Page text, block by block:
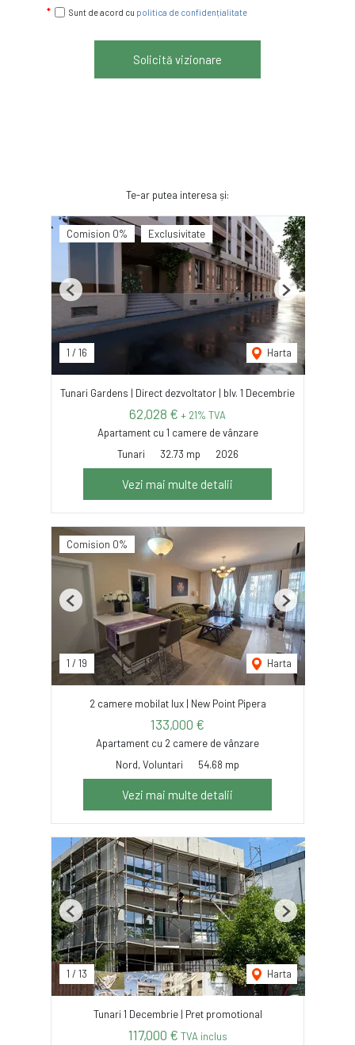
Sunt de acord cu politica de confidențialitate
Solicită vizionare
Te-ar putea interesa și:
Comision 0% Exclusivitate
1 / 16 Harta
Previous Next
Tunari Gardens | Direct dezvoltator | blv. 1 Decembrie
62,028 € + 21% TVA
Apartament cu 1 camere de vânzare
Tunari
32.73 mp 2026
Vezi mai multe detalii
Comision 0%
1 / 19 Harta
Previous Next
2 camere mobilat lux | New Point Pipera
133,000 €
Apartament cu 2 camere de vânzare
Nord, Voluntari
54.68 mp
Vezi mai multe detalii
1 / 13 Harta
Previous Next
Tunari 1 Decembrie | Pret promotional
117,000 € TVA inclus